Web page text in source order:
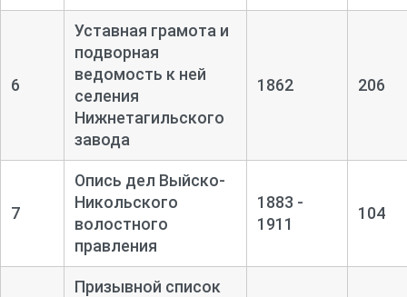
6
Уставная грамота и
подворная
ведомость к ней
селения
Нижнетагильского
завода
1862 206
7
Опись дел Выйско-
Никольского
волостного
правления
1883 -
1911
104
Призывной список